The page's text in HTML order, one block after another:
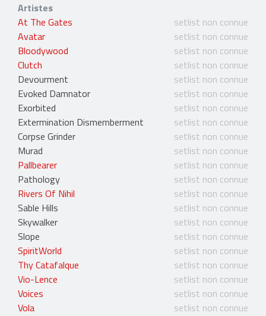
Artistes
At The Gates
setlist non connue
Avatar
setlist non connue
Bloodywood
setlist non connue
Clutch
setlist non connue
Devourment
setlist non connue
Evoked Damnator
setlist non connue
Exorbited
setlist non connue
Extermination Dismemberment
setlist non connue
Corpse Grinder
setlist non connue
Murad
setlist non connue
Pallbearer
setlist non connue
Pathology
setlist non connue
Rivers Of Nihil
setlist non connue
Sable Hills
setlist non connue
Skywalker
setlist non connue
Slope
setlist non connue
SpiritWorld
setlist non connue
Thy Catafalque
setlist non connue
Vio-Lence
setlist non connue
Voices
setlist non connue
Vola
setlist non connue